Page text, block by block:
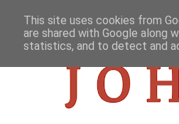
This site uses cookies from
are shared with Google along
statistics, and to detect and